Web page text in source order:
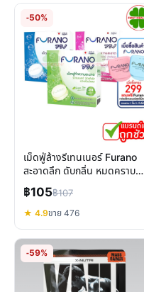
-50%
เม็ดฟู่ล้างรีเทนเนอร์ Furano
สะอาดลึก ดับกลิ่น หมดคราบใน
5 นาที
฿105฿107
★ 4.9ขาย 476
-59%